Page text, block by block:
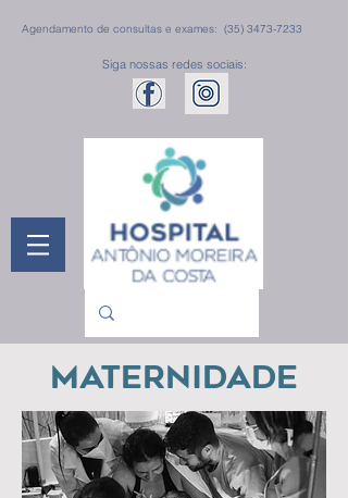
Agendamento de consultas e exames: (35) 3473-7233
Siga nossas redes sociais:
MATERNIDADE